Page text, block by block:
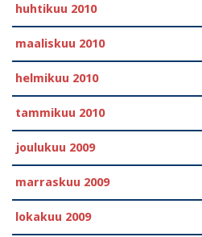
huhtikuu 2010
maaliskuu 2010
helmikuu 2010
tammikuu 2010
joulukuu 2009
marraskuu 2009
lokakuu 2009